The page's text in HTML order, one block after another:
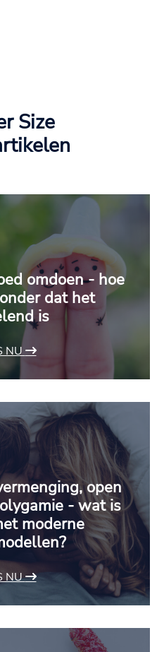
Size
omdoen - hoe
dat het
is
NU
open
- wat is
moderne
NU